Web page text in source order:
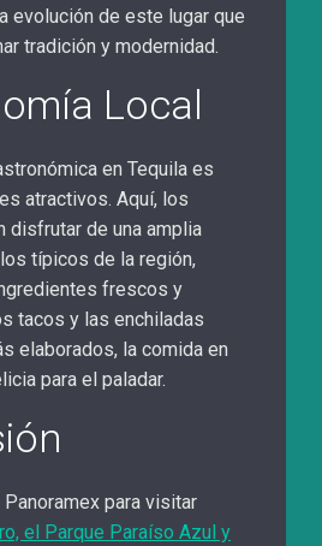
evolución de este lugar que
tradición y modernidad.
Local
en Tequila es
atractivos. Aquí, los
disfrutar de una amplia
típicos de la región,
frescos y
tacos y las enchiladas
elaborados, la comida en
para el paladar.
para visitar
el Parque Paraíso Azul y